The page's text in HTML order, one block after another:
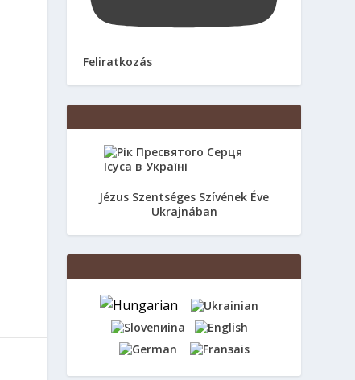
Feliratkozás
Jézus Szentséges Szívének Éve
Ukrajnában